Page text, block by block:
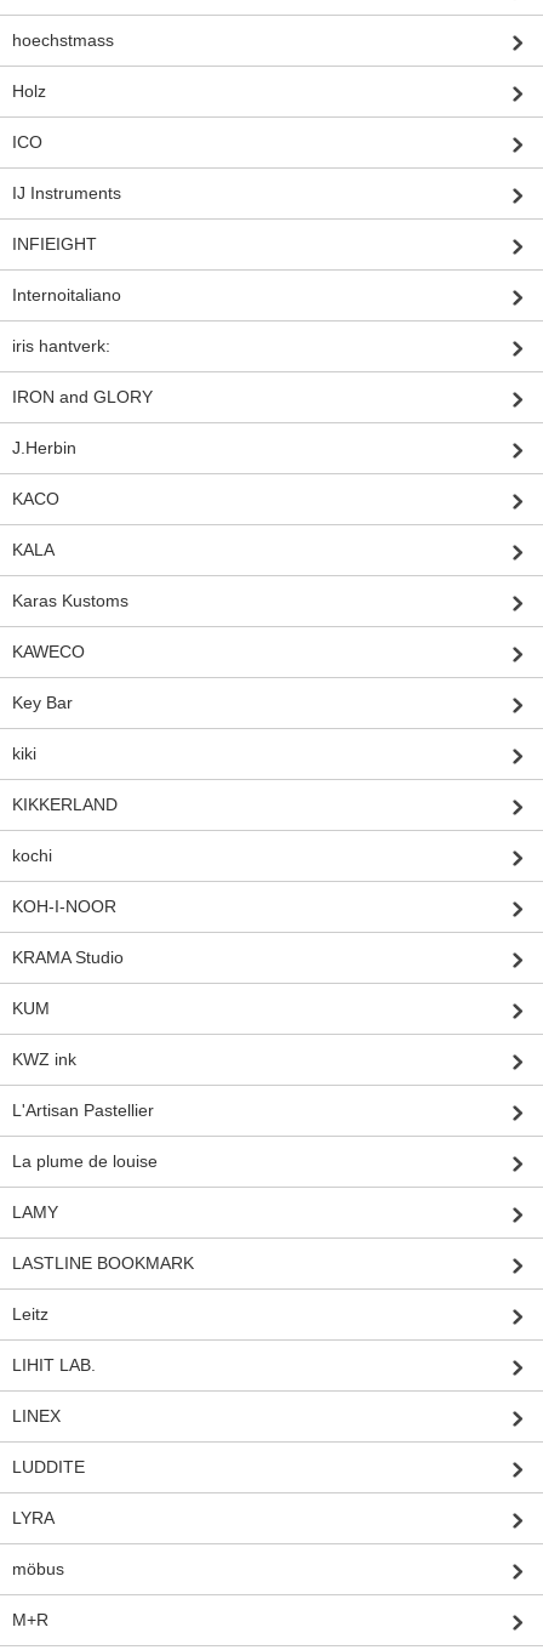
hoechstmass
Holz
ICO
IJ Instruments
INFIEIGHT
Internoitaliano
iris hantverk:
IRON and GLORY
J.Herbin
KACO
KALA
Karas Kustoms
KAWECO
Key Bar
kiki
KIKKERLAND
kochi
KOH-I-NOOR
KRAMA Studio
KUM
KWZ ink
L'Artisan Pastellier
La plume de louise
LAMY
LASTLINE BOOKMARK
Leitz
LIHIT LAB.
LINEX
LUDDITE
LYRA
möbus
M+R